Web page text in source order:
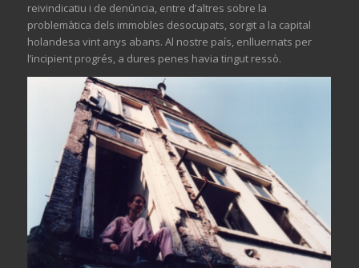
reivindicatiu i de denúncia, entre d’altres sobre la
problemàtica dels immobles desocupats, sorgit a la capital
holandesa vint anys abans. Al nostre país, enlluernats per
l’incipient progrés, a dures penes havia tingut ressò.